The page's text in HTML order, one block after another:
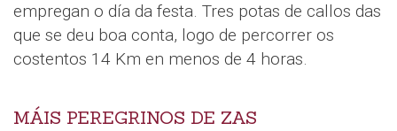
empregan o día da festa. Tres potas de callos das
que se deu boa conta, logo de percorrer os
costentos 14 Km en menos de 4 horas.
MÁIS PEREGRINOS DE ZAS